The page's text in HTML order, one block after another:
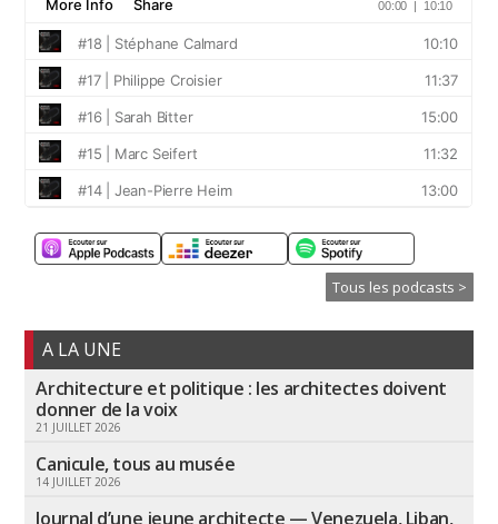
Tous les podcasts >
A LA UNE
Architecture et politique : les architectes doivent
donner de la voix
21 JUILLET 2026
Canicule, tous au musée
14 JUILLET 2026
Journal d’une jeune architecte — Venezuela, Liban,